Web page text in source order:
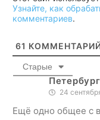
Узнайте, как
комментариев.
61
Старые
24
Ещё одно общее с